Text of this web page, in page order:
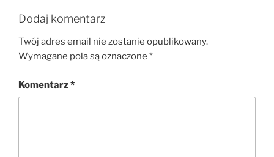
Dodaj komentarz
Twój adres email nie zostanie opublikowany.
Wymagane pola są oznaczone *
Komentarz*